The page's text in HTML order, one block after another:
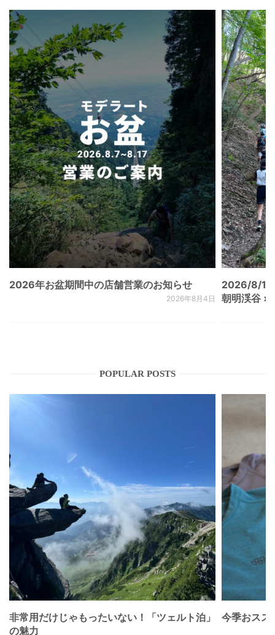
2026年お盆期間中の店舗営業のお知らせ
2026年8月4日
2026/8/
朝明渓谷 ×
POPULAR POSTS
非常用だけじゃもったいない！「ツェルト泊」
の魅力
今季おスス